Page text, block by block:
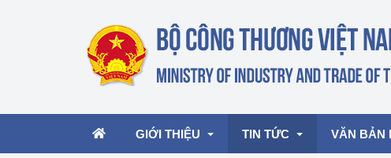
GIỚI THIỆU TIN TỨC VĂN BẢN